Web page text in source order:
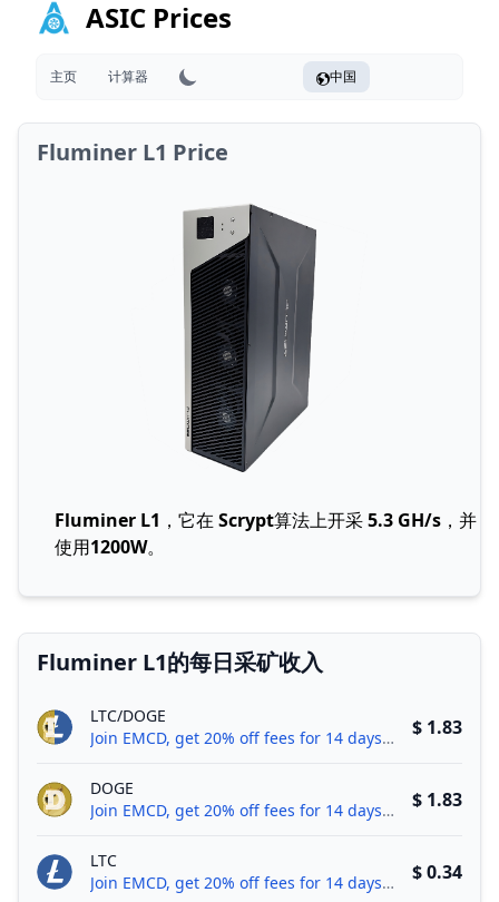
ASIC Prices
主页 计算器 中国
Fluminer L1 Price
Fluminer L1 ，它在 Scrypt算法上开采5.3 GH/s ，并
使用1200W。
Fluminer L1的每日采矿收入
LTC/DOGE
Join EMCD, get 20% off fees for 14 days!
$ 1.83
DOGE
Join EMCD, get 20% off fees for 14 days!
$ 1.83
LTC
Join EMCD, get 20% off fees for 14 days!
$ 0.34